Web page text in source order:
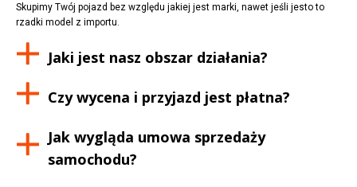
Skupimy Twój pojazd bez względu jakiej jest marki, nawet jeśli jesto to
rzadki model z importu.
Jaki jest nasz obszar działania?
Czy wycena i przyjazd jest płatna?
Jak wygląda umowa sprzedaży
samochodu?